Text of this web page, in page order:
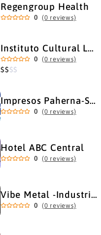
Regengroup Health
0 (0 reviews)
Instituto Cultural Los Héroes
0 (0 reviews)
$$$$
Impresos Paherna-Servicios Gráficos Industriales
0 (0 reviews)
Hotel ABC Central
0 (0 reviews)
Vibe Metal -Industrial Metal Supply
0 (0 reviews)